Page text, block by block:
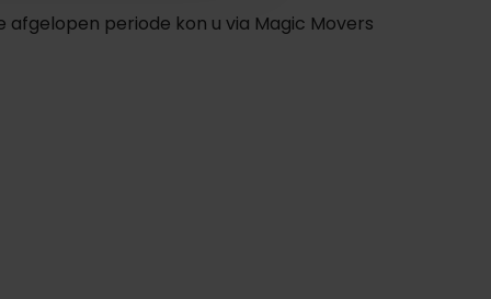
periode kon u via Magic Movers